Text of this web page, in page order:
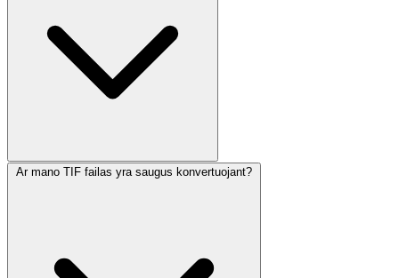
Ar mano TIF failas yra saugus konvertuojant?